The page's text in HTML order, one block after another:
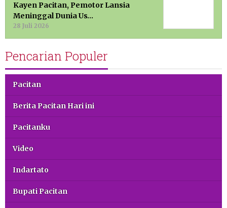
Kayen Pacitan, Pemotor Lansia
Meninggal Dunia Us…
28 Juli 2026
Pencarian Populer
Pacitan
Berita Pacitan Hari ini
Pacitanku
Video
Indartato
Bupati Pacitan